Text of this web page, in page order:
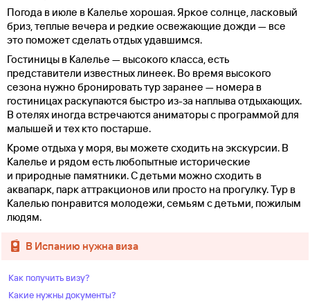
Погода в июле в Калелье хорошая. Яркое солнце, ласковый
бриз, теплые вечера и редкие освежающие дожди — все
это поможет сделать отдых удавшимся.
Гостиницы в Калелье — высокого класса, есть
представители известных линеек. Во время высокого
сезона нужно бронировать тур заранее — номера в
гостиницах раскупаются быстро из-за наплыва отдыхающих.
В отелях иногда встречаются аниматоры с программой для
малышей и тех кто постарше.
Кроме отдыха у моря, вы можете сходить на экскурсии. В
Калелье и рядом есть любопытные исторические
и природные памятники. С детьми можно сходить в
аквапарк, парк аттракционов или просто на прогулку. Тур в
Калелью понравится молодежи, семьям с детьми, пожилым
людям.
в Испанию нужна виза
Как получить визу?
Какие нужны документы?